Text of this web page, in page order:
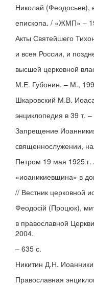
Николай (Феодосьев),
епископа. / «ЖМП» –
Акты Святейшего
и всея России, и
высшей церковной
М.Е. Губонин. – М.,
Шкаровский М.В.
энциклопедия в 39 т.
Запрещение
священнослужении,
Петром 19 мая 1925 г.
«иоаникиевщина» в
// Вестник церковной
Феодосій (Процюк),
в православной
2004.
– 635 с.
Никитин Д.Н.
Православная